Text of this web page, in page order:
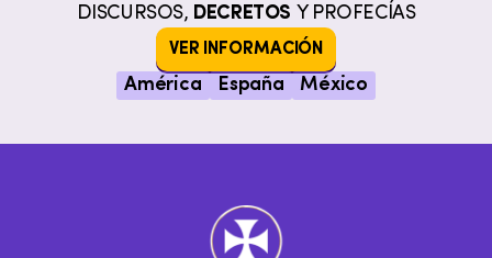
DISCURSOS, DECRETOS Y PROFECÍAS
VER INFORMACIÓN
América España México